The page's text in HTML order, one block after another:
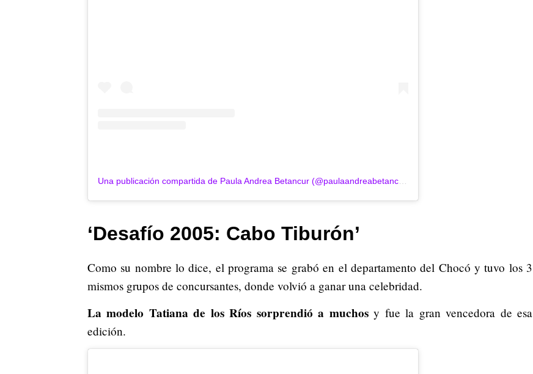
‘Desafío 2005: Cabo Tiburón’
Como su nombre lo dice, el programa se grabó en el departamento del Chocó y tuvo los 3
mismos grupos de concursantes, donde volvió a ganar una celebridad.
La modelo Tatiana de los Ríos sorprendió a muchosy fue la gran vencedora de esa
edición.